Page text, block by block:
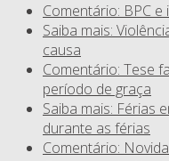
Comentário: BPC
Saiba mais:
causa
Comentário: Tese
período de graça
Saiba mais: Férias
durante as férias
Comentário: